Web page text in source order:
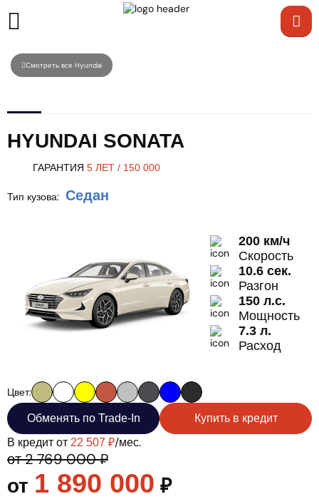
Смотреть все Hyundai
HYUNDAI SONATA
ГАРАНТИЯ 5 ЛЕТ / 150 000
Тип кузова: Седан
200 км/ч
Скорость
10.6 сек.
Разгон
150 л.с.
Мощность
7.3 л.
Расход
Цвет:
от 2 769 000 ₽
от 1 890 000 ₽
В кредит от 22 507 ₽/мес.
Обменять по Trade-In Купить в кредит